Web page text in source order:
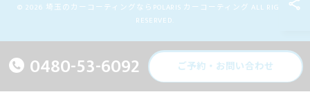
0480-53-6092 ご予約・お問い合わせ
© 2026 埼玉のカーコーティングならPOLARIS カーコーティング ALL RIGHTS
RESERVED.